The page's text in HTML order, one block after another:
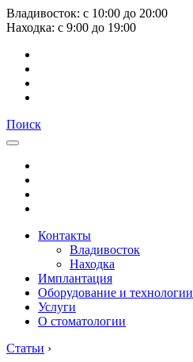
Владивосток: с 10:00 до 20:00
Находка: с 9:00 до 19:00
Поиск
Контакты
Владивосток
Находка
Имплантация
Оборудование и технологии
Услуги
О стоматологии
Статьи ›